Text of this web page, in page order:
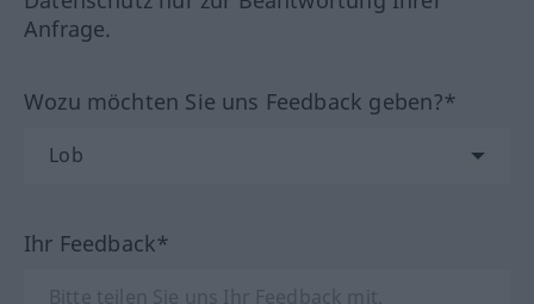
Anfrage.
Wozu möchten Sie uns Feedback geben?*
Ihr Feedback*